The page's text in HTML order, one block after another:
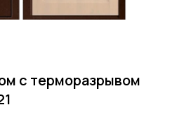
с терморазрывом